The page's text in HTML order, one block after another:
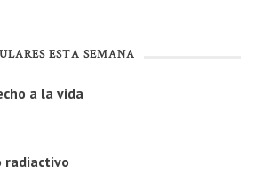
ESTA SEMANA
a la vida
radiactivo